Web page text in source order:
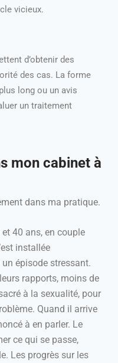
vicieux.
d’obtenir des
des cas. La forme
long ou un avis
un traitement
mon cabinet à
dans ma pratique.
40 ans, en couple
installée
épisode stressant.
rapports, moins de
à la sexualité, pour
Quand il arrive
à en parler. Le
ce qui se passe,
Les progrès sur les